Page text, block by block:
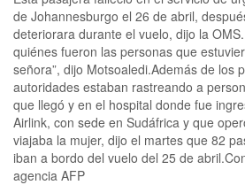
de Johannesburgo el 26 de abril,
deteriorara durante el vuelo, dijo la
quiénes fueron las personas que
señora”, dijo Motsoaledi.Además de los
autoridades estaban rastreando a
que llegó y en el hospital donde fue
Airlink, con sede en Sudáfrica y que
viajaba la mujer, dijo el martes que 82
iban a bordo del vuelo del 25 de
agencia AFP